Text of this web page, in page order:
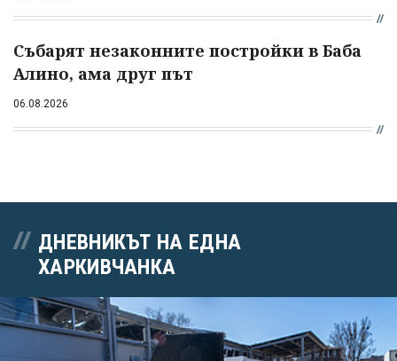
Събарят незаконните постройки в Баба
Алино, ама друг път
06.08.2026
ДНЕВНИКЪТ НА ЕДНА
ХАРКИВЧАНКА